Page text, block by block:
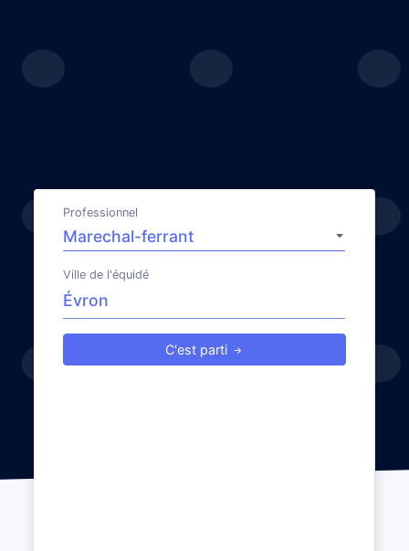
Professionnel
Ville de l'équidé
C'est parti